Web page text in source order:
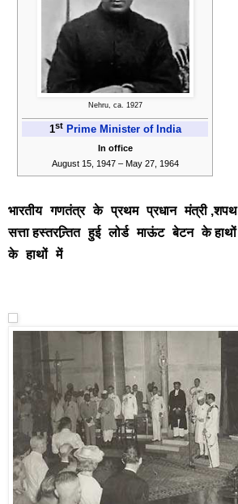
Nehru, ca. 1927
1st Prime Minister of India
In office
August 15, 1947 – May 27, 1964
भारतीय गणतंत्र के प्रथम प्रधान मंत्री,शपथ
सत्ता हस्तरन्र्तित हुई लोर्ड माऊंट बेटन के हाथों
के हाथों में